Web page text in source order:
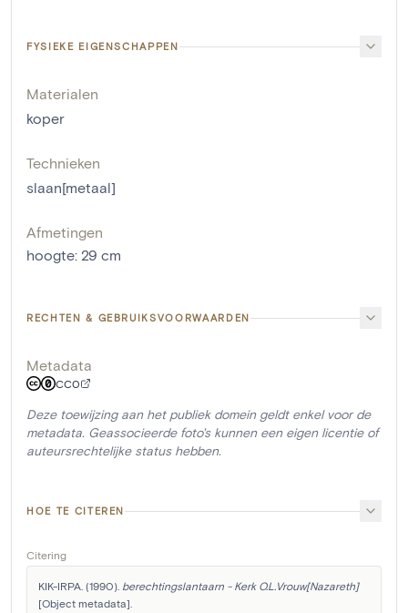
FYSIEKE EIGENSCHAPPEN
Materialen
koper
Technieken
slaan[metaal]
Afmetingen
hoogte: 29 cm
RECHTEN & GEBRUIKSVOORWAARDEN
Metadata
CC0
Deze toewijzing aan het publiek domein geldt enkel voor de
metadata. Geassocieerde foto's kunnen een eigen licentie of
auteursrechtelijke status hebben.
HOE TE CITEREN
Citering
KIK-IRPA. (1990). berechtingslantaarn - Kerk O.L.Vrouw[Nazareth]
[Object metadata].